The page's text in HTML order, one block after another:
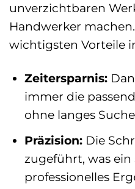
unverzichtbaren
Handwerker
wichtigsten Vorteile
Zeitersparnis:
immer die
ohne langes
Präzision:Die
zugeführt, was ein
professionelles